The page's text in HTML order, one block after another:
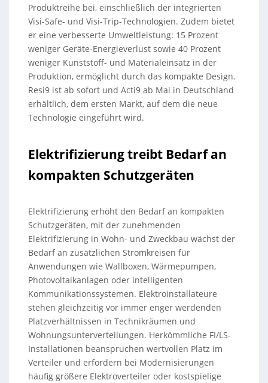
Produktreihe bei, einschließlich der integrierten
Visi-Safe- und Visi-Trip-Technologien. Zudem bietet
er eine verbesserte Umweltleistung: 15 Prozent
weniger Geräte-Energieverlust sowie 40 Prozent
weniger Kunststoff- und Materialeinsatz in der
Produktion, ermöglicht durch das kompakte Design.
Resi9 ist ab sofort und Acti9 ab Mai in Deutschland
erhältlich, dem ersten Markt, auf dem die neue
Technologie eingeführt wird.
Elektrifizierung treibt Bedarf an
kompakten Schutzgeräten
Elektrifizierung erhöht den Bedarf an kompakten
Schutzgeräten, mit der zunehmenden
Elektrifizierung in Wohn- und Zweckbau wächst der
Bedarf an zusätzlichen Stromkreisen für
Anwendungen wie Wallboxen, Wärmepumpen,
Photovoltaikanlagen oder intelligenten
Kommunikationssystemen. Elektroinstallateure
stehen gleichzeitig vor immer enger werdenden
Platzverhältnissen in Technikräumen und
Wohnungsunterverteilungen. Herkömmliche FI/LS-
Installationen beanspruchen wertvollen Platz im
Verteiler und erfordern bei Modernisierungen
häufig größere Elektroverteiler oder kostspielige